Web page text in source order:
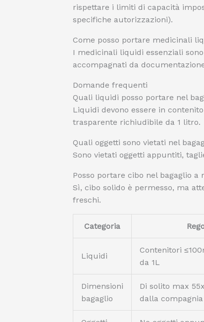
rispettare i limiti di capacità
specifiche autorizzazioni).
Come posso portare medicinali
I medicinali liquidi essenziali
accompagnati da
Domande frequenti
Quali liquidi posso portare nel
Liquidi devono essere in
trasparente richiudibile da 1 litro.
Quali oggetti sono vietati nel
Sono vietati oggetti appuntiti,
Posso portare cibo nel bagaglio a
Sì, cibo solido è permesso, ma
freschi.
Categoria
Liquidi
Contenitori
da 1L
Dimensioni
bagaglio
Di solito max
dalla